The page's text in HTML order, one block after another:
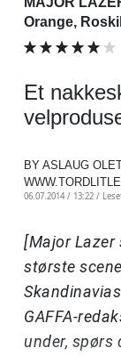
Orange,
Et
BY ASLAUG
06.07.2014 / 13:22 /
[Major Lazer
største
GAFFA-
under, spørs